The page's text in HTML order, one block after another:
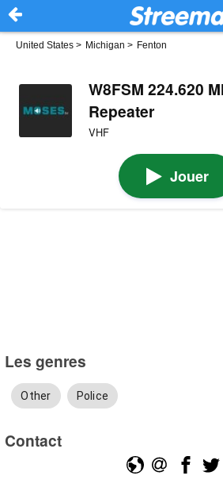
United States > Michigan > Fenton
W8FSM 224.620
Repeater
VHF
Jouer
Les genres
Other Police
Contact